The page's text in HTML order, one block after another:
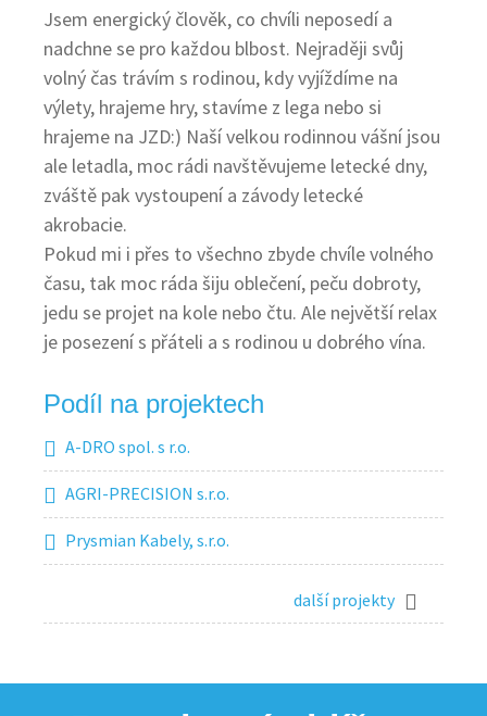
Jsem energický člověk, co chvíli neposedí a
nadchne se pro každou blbost. Nejraději svůj
volný čas trávím s rodinou, kdy vyjíždíme na
výlety, hrajeme hry, stavíme z lega nebo si
hrajeme na JZD:) Naší velkou rodinnou vášní jsou
ale letadla, moc rádi navštěvujeme letecké dny,
zváště pak vystoupení a závody letecké
akrobacie.
Pokud mi i přes to všechno zbyde chvíle volného
času, tak moc ráda šiju oblečení, peču dobroty,
jedu se projet na kole nebo čtu. Ale největší relax
je posezení s přáteli a s rodinou u dobrého vína.
Podíl na projektech
A-DRO spol. s r.o.
AGRI-PRECISION s.r.o.
Prysmian Kabely, s.r.o.
Základní škola Třebíč, Horka-Domky, Václavské
další projekty